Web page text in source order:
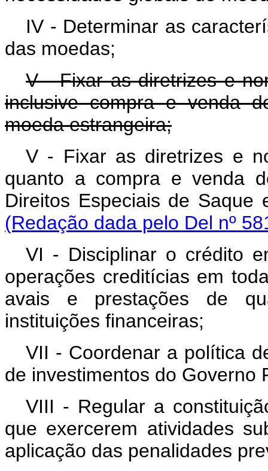
IV - Determinar as
das moedas;
V - Fixar as diretrizes e
inclusive compra e venda
moeda estrangeira;
V - Fixar as diretrizes e
quanto a compra e venda
Direitos Especiais de
(Redação dada pelo Del nº
VI - Disciplinar o crédito
operações creditícias em
avais e prestações de
instituições financeiras;
VII - Coordenar a política
de investimentos do Governo
VIII - Regular a
que exercerem atividades
aplicação das penalidades